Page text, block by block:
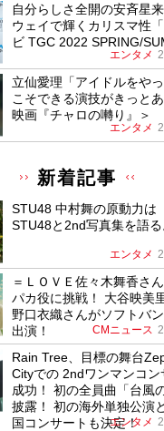
自分らしさ全開の安斉星
ウェイで輝くカリスマ性
ビ TGC 2022 SPRING/
エンタメ
立仙愛理「アイドルをや
こそできる演技がきっと
映画『チャロの囀り』＞
エンタメ
新着記事
STU48 中村舞の原動力は
STU48と2nd写真集を語る
エンタメ
＝ＬＯＶＥ佐々木舞香さ
パカ役に挑戦！ 大谷映美
野口衣織さんがソフトバ
出演！
CMニュース
Rain Tree、目標の舞台
Cityでの 2ndワンマンコン
成功！ 初の全員曲「台風
披露！ 初の海外単独公演
国コンサートも決定！
エンタメ